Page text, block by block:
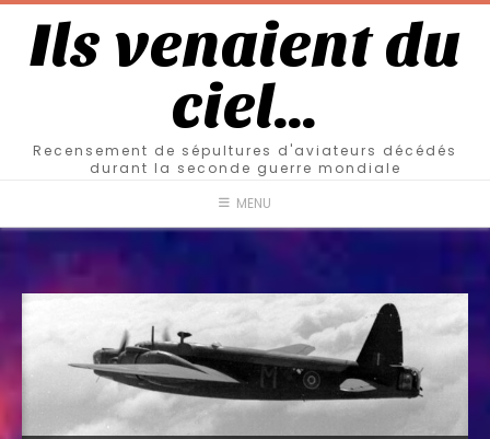
Ils venaient du
ciel…
Recensement de sépultures d'aviateurs décédés
durant la seconde guerre mondiale
MENU